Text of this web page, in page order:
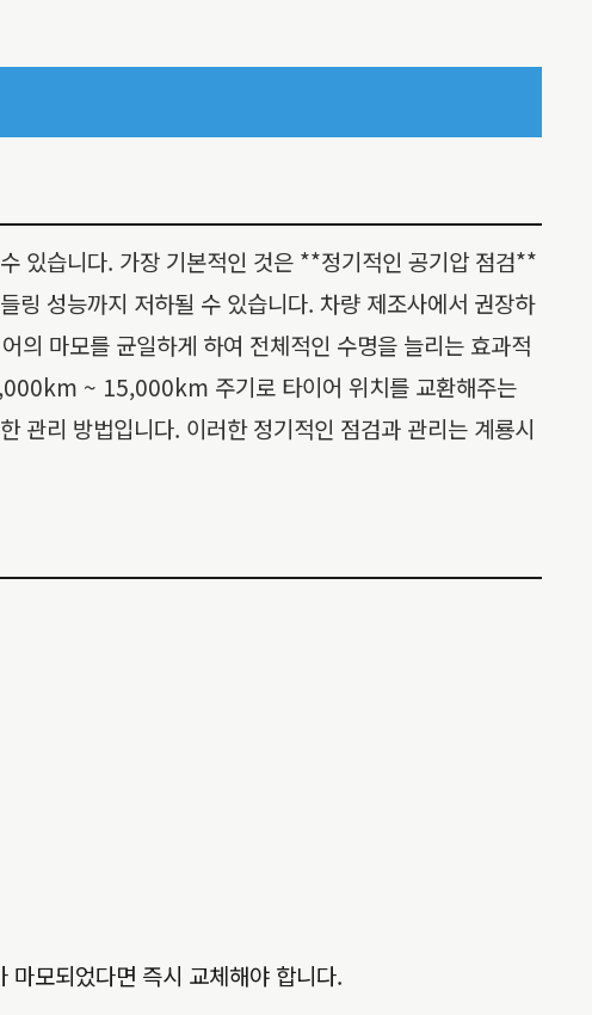
있습니다. 가장 기본적인 것은 **정기적인 공기압 점검**
링 성능까지 저하될 수 있습니다. 차량 제조사에서 권장하
의 마모를 균일하게 하여 전체적인 수명을 늘리는 효과적
~ 15,000km 주기로 타이어 위치를 교환해주는
관리 방법입니다. 이러한 정기적인 점검과 관리는 계룡시
마모되었다면 즉시 교체해야 합니다.